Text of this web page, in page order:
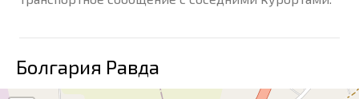
Болгария Равда